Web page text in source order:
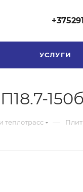
УСЛУГИ
теплотрасс —